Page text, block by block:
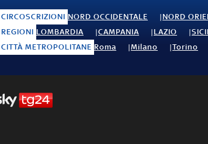
CIRCOSCRIZIONI NORD OCCIDENTALE NORD
REGIONI LOMBARDIA CAMPANIA LAZIO
CITTÀ METROPOLITANE Roma Milano Torino